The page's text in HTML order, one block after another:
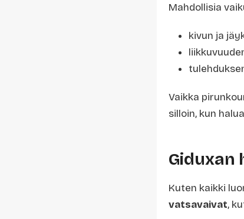
Mahdollisia
kivun ja
Vaikka
silloin, kun
Kuten kaikki
vatsavaivat,